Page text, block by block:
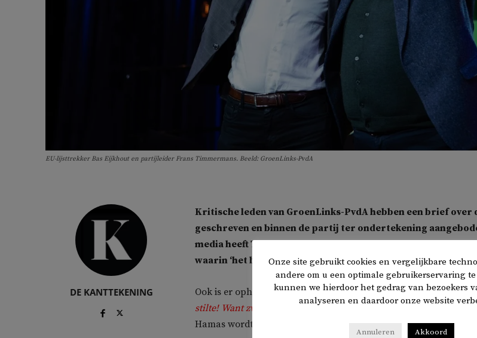
EU-lijsttrekker Bas Eijkhout en partijleider Frans Timmermans. Beeld: GroenLinks-PvdA
DE KANTTEKENING
Kritische leden van GroenLinks-PvdA hebben een brief over
geschreven en binnen de partij ter ondertekening
media heeft Tweede KamerlidKati Pirizich uitgesproken
waarin ‘het bestaansrecht van Israël’ zou worden ontkend.
Ook is er ophef over de wijze waarop Hamas wordt gezien. In
stilte! Want zwijgen over onrecht maakt medeplichtig!
Hamas wordt betrokken bij het vredesproces.
Onze site gebruikt cookies en vergelijkbare
andere om u een optimale gebruikerservaring
kunnen we hierdoor het gedrag van bezoekers
analyseren en daardoor onze website
Annuleren Akkoord